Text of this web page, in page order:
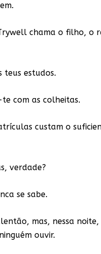
chama o filho, o
teus estudos.
te com as colheitas.
custam o
verdade?
se sabe.
mas, nessa
ouvir.